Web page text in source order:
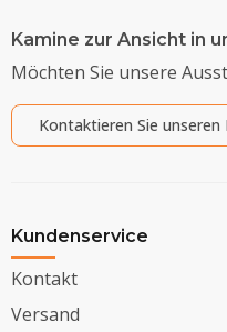
Kamine zur Ansicht in
Möchten Sie unsere
Kontaktieren Sie unseren
Kundenservice
Kontakt
Versand